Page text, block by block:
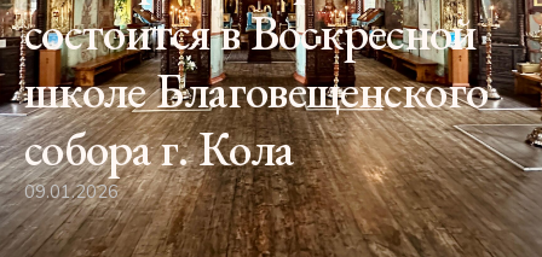
состоится в Воскресной
школе Благовещенского
собора г. Кола
09.01.2026